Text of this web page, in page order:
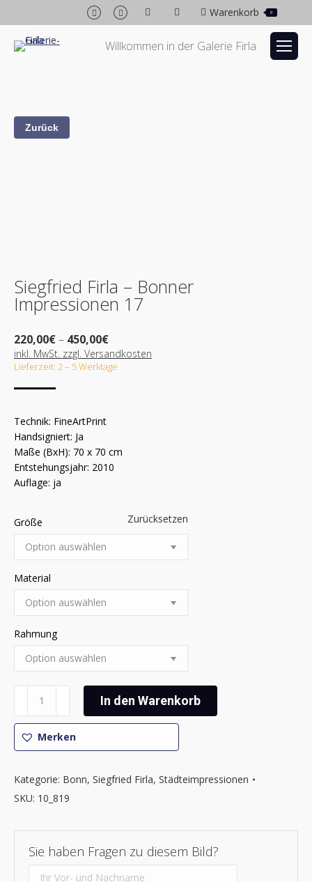
Facebook
page
opens
Instagram
page
opens
in
Warenkorb 0
Willkommen in der Galerie Firla
Siegfried Firla – Bonner
Impressionen 17
220,00€– 450,00€Preisspanne:
220,00€
bis
450,00€
inkl. MwSt. zzgl. Versandkosten
Lieferzeit: 2 – 5 Werktage
Technik: FineArtPrint
Handsigniert: Ja
Maße (BxH): 70 x 70 cm
Entstehungsjahr: 2010
Auflage: ja
Größe
Material
Rahmung
Zurücksetzen
-
Bonner
Impressionen
Menge
In den Warenkorb
Merken
Kategorie: Bonn, Siegfried Firla, Städteimpressionen
SKU: 10_819
Sie haben Fragen zu diesem Bild?